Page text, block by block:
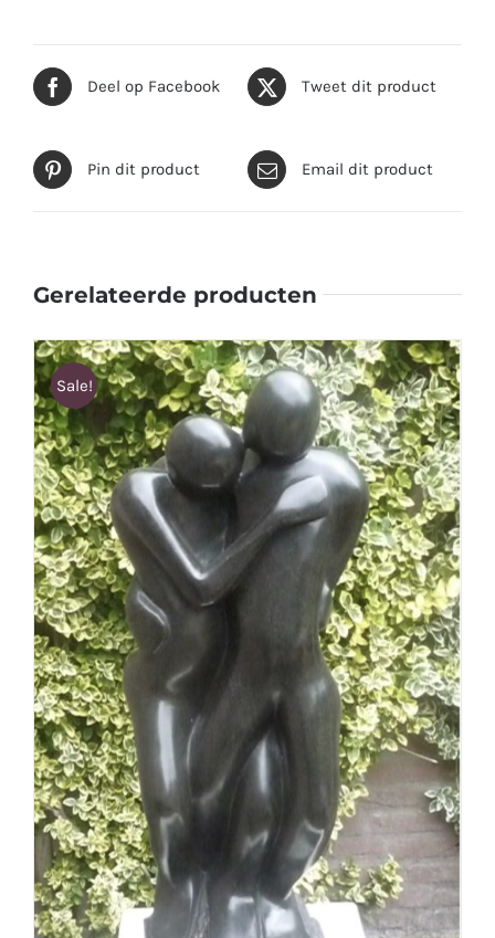
Deel op Facebook Tweet dit product
Pin dit product Email dit product
Gerelateerde producten
Sale!